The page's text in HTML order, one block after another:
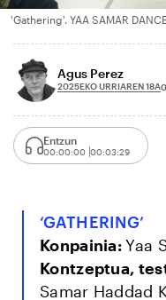
'Gathering'. YAA SAMAR
Agus Perez
2025EKO URRIAREN 18A
Entzun
00:00:00 00:03:29
‘GATHERING’
Konpainia:Yaa
Kontzeptua,
Samar Haddad